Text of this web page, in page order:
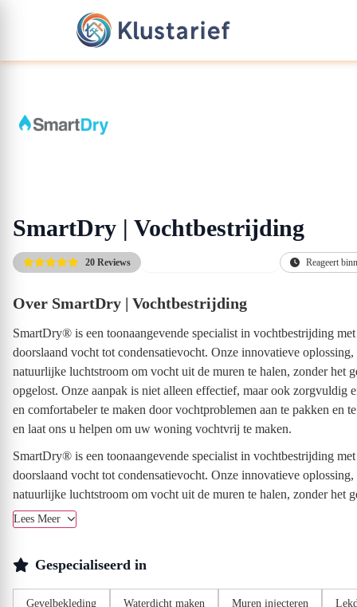
SmartDry | Vochtbestrijding
20 Reviews Reageert
Over SmartDry | Vochtbestrijding
SmartDry® is een toonaangevende specialist in vochtbestrijding
doorslaand vocht tot condensatievocht. Onze innovatieve
natuurlijke luchtstroom om vocht uit de muren te halen, zonder het
opgelost. Onze aanpak is niet alleen effectief, maar ook
en comfortabeler te maken door vochtproblemen aan te pakken
en laat ons u helpen om uw woning vochtvrij te maken.
SmartDry® is een toonaangevende specialist in vochtbestrijding
doorslaand vocht tot condensatievocht. Onze innovatieve
natuurlijke luchtstroom om vocht uit de muren te halen, zonder het
Lees Meer
Gespecialiseerd in
Gevelbekleding Waterdicht maken Muren injecteren